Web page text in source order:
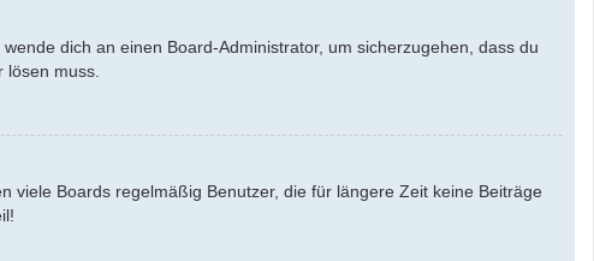
dich an einen Board-Administrator, um sicherzugehen, dass du
lösen muss.
viele Boards regelmäßig Benutzer, die für längere Zeit keine Beiträge